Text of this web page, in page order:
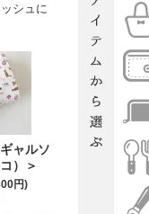
シュに
ャルソ
）＞
円)